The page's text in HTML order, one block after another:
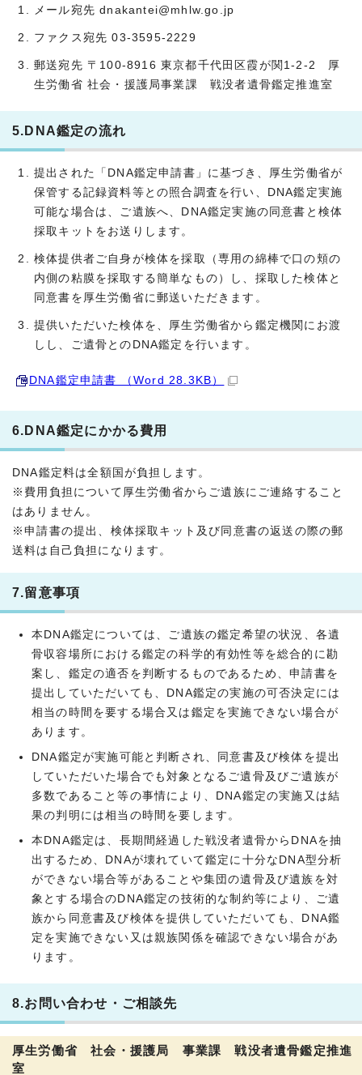
メール宛先 dnakantei@mhlw.go.jp
ファクス宛先 03-3595-2229
郵送宛先 〒100-8916 東京都千代田区霞が関1-2-2 厚
生労働省 社会・援護局事業課 戦没者遺骨鑑定推進室
5.DNA鑑定の流れ
提出された「DNA鑑定申請書」に基づき、厚生労働省が
保管する記録資料等との照合調査を行い、DNA鑑定実施
可能な場合は、ご遺族へ、DNA鑑定実施の同意書と検体
採取キットをお送りします。
検体提供者ご自身が検体を採取（専用の綿棒で口の頬の
内側の粘膜を採取する簡単なもの）し、採取した検体と
同意書を厚生労働省に郵送いただきます。
提供いただいた検体を、厚生労働省から鑑定機関にお渡
しし、ご遺骨とのDNA鑑定を行います。
DNA鑑定申請書 （Word 28.3KB）
6.DNA鑑定にかかる費用
DNA鑑定料は全額国が負担します。
※費用負担について厚生労働省からご遺族にご連絡すること
はありません。
※申請書の提出、検体採取キット及び同意書の返送の際の郵
送料は自己負担になります。
7.留意事項
本DNA鑑定については、ご遺族の鑑定希望の状況、各遺
骨収容場所における鑑定の科学的有効性等を総合的に勘
案し、鑑定の適否を判断するものであるため、申請書を
提出していただいても、DNA鑑定の実施の可否決定には
相当の時間を要する場合又は鑑定を実施できない場合が
あります。
DNA鑑定が実施可能と判断され、同意書及び検体を提出
していただいた場合でも対象となるご遺骨及びご遺族が
多数であること等の事情により、DNA鑑定の実施又は結
果の判明には相当の時間を要します。
本DNA鑑定は、長期間経過した戦没者遺骨からDNAを抽
出するため、DNAが壊れていて鑑定に十分なDNA型分析
ができない場合等があることや集団の遺骨及び遺族を対
象とする場合のDNA鑑定の技術的な制約等により、ご遺
族から同意書及び検体を提供していただいても、DNA鑑
定を実施できない又は親族関係を確認できない場合があ
ります。
8.お問い合わせ・ご相談先
厚生労働省 社会・援護局 事業課 戦没者遺骨鑑定推進
室